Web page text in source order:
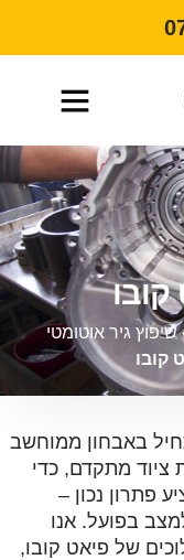
קובו
שיפוץ גיר אוטומטי
קובו
באבחון ממוחשב
ציוד מתקדם, כדי
פתרון נכון –
בפועל. אנו
של פיאט קובו,